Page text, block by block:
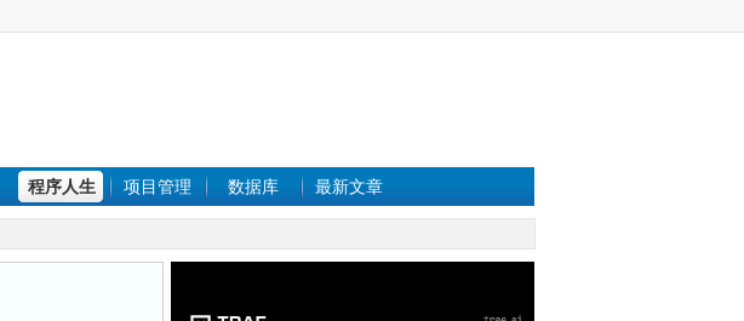
程序人生 项目管理 数据库 最新文章